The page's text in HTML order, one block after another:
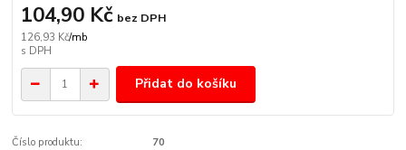
126,93 Kč/mb
104,90 Kč bez DPH
Přidat do košíku
Číslo produktu: 70